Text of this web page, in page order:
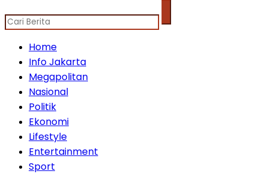
Home
Info Jakarta
Megapolitan
Nasional
Politik
Ekonomi
Lifestyle
Entertainment
Sport